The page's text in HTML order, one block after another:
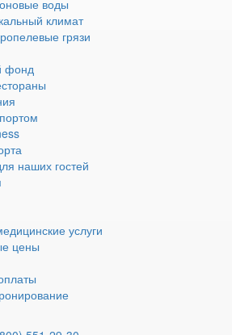
воды
климат
грязи
фонд
наших гостей
услуги
цены
эффект.
к приему лечебных ванн:
или обострение их хронических
фазе;
раны;
диабет;
связанные с нарушением